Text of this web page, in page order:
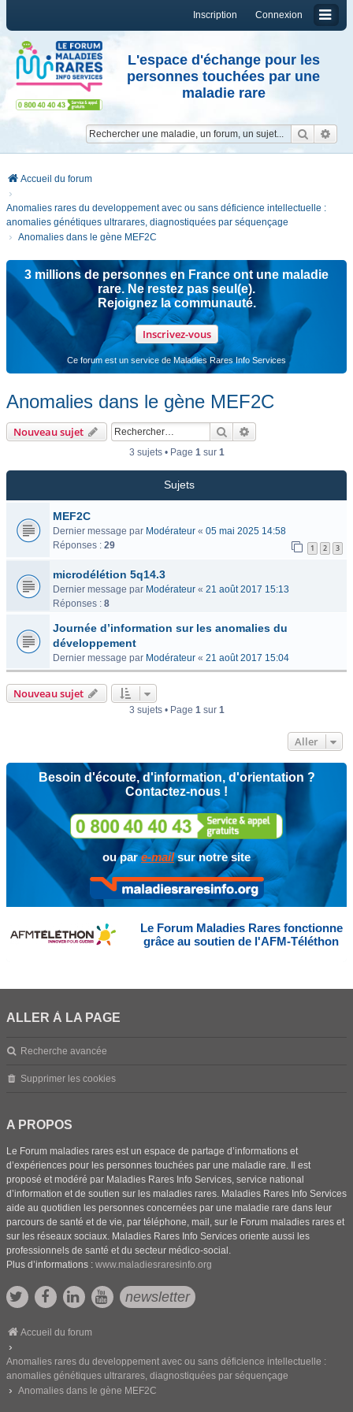
Connexion
Inscription
L'espace d'échange pour les
personnes touchées par une
maladie rare
Accueil du forum
Anomalies rares du developpement avec ou sans déficience intellectuelle :
anomalies génétiques ultrarares, diagnostiquées par séquençage
Anomalies dans le gène MEF2C
3 millions de personnes en France ont une maladie
rare. Ne restez pas seul(e).
Rejoignez la communauté.
Inscrivez-vous
Ce forum est un service de Maladies Rares Info Services
Anomalies dans le gène MEF2C
Nouveau sujet Rechercher
3 sujets • Page 1sur 1
Sujets
MEF2C
Dernier message par Modérateur « 05 mai 2025 14:58
Réponses : 29 1 2 3
microdélétion 5q14.3
Dernier message par Modérateur « 21 août 2017 15:13
Réponses : 8
Journée d’information sur les anomalies du
développement
Dernier message par Modérateur « 21 août 2017 15:04
Nouveau sujet
3 sujets • Page 1sur 1
Aller
Besoin d'écoute, d'information, d'orientation ?
Contactez-nous !
ou pare-mailsur notre site
Le Forum Maladies Rares fonctionne
grâce au soutien de l'AFM-Téléthon
ALLER À LA PAGE
Recherche avancée
Supprimer les cookies
A PROPOS
Le Forum maladies rares est un espace de partage d’informations et
d’expériences pour les personnes touchées par une maladie rare. Il est
proposé et modéré par Maladies Rares Info Services, service national
d’information et de soutien sur les maladies rares. Maladies Rares Info Services
aide au quotidien les personnes concernées par une maladie rare dans leur
parcours de santé et de vie, par téléphone, mail, sur le Forum maladies rares et
sur les réseaux sociaux. Maladies Rares Info Services oriente aussi les
professionnels de santé et du secteur médico-social.
Plus d’informations : www.maladiesraresinfo.org
newsletter
Accueil du forum
Anomalies rares du developpement avec ou sans déficience intellectuelle :
anomalies génétiques ultrarares, diagnostiquées par séquençage
Anomalies dans le gène MEF2C